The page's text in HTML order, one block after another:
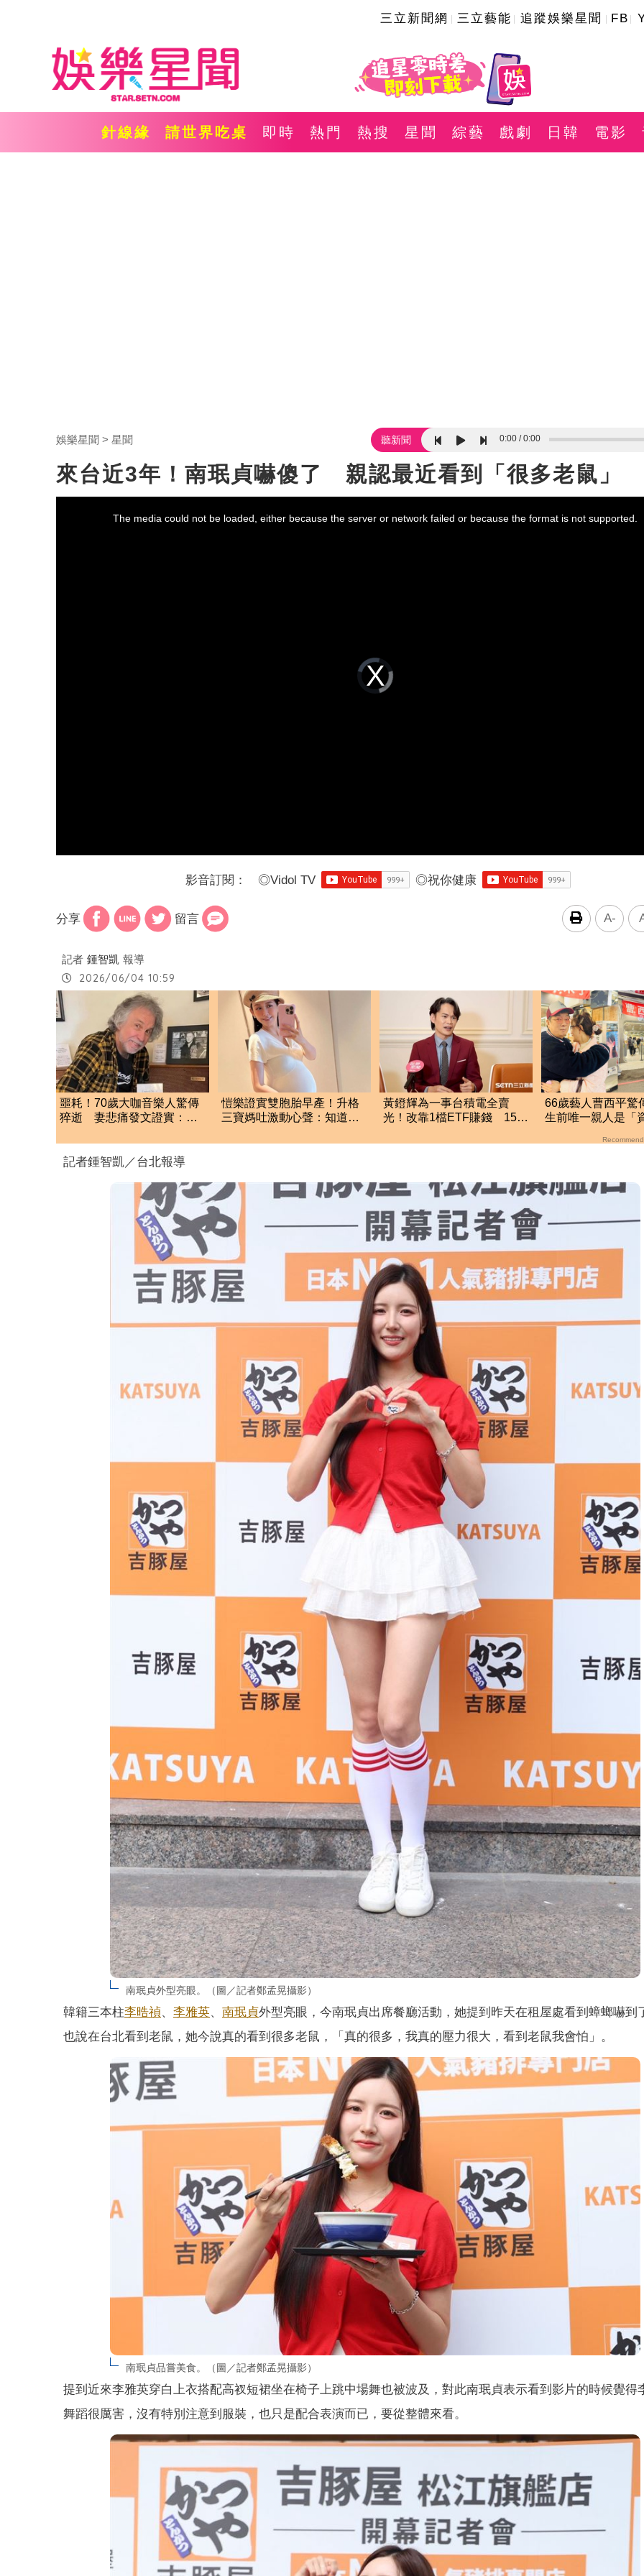
三立新聞網 三立藝能 追蹤娛樂星聞 FB
針線緣 請世界吃桌 即時 熱門 熱搜 星聞 綜藝 戲劇 日韓 電影
娛樂星聞 星聞 聽新聞 0:00 0:00
來台近3年！南珉貞嚇傻了 親認最近看到「很多老鼠」
Video
Player
loading.
The media could not be loaded, either because the server or network failed or because the format is not supported.
影音訂閱： ◎Vidol TV ◎祝你健康
分享 留言 A-
記者 鍾智凱 報導
2026/06/04 10:59
噩耗！70歲大咖音樂人驚傳
猝逝 妻悲痛發文證實：他
愷樂證實雙胞胎早產！升格
三寶媽吐激動心聲：知道你
黃鐙輝為一事台積電全賣
光！改靠1檔ETF賺錢 15年
66歲藝人曹西平驚
生前唯一親人是「
記者鍾智凱／台北報導
南珉貞外型亮眼。（圖／記者鄭孟晃攝影）
韓籍三本柱李晧禎、 李雅英、 南珉貞外型亮眼，今南珉貞出席餐廳活動，她提到昨天在租屋處看到蟑螂嚇到
也說在台北看到老鼠，她今說真的看到很多老鼠，「真的很多，我真的壓力很大，看到老鼠我會怕」。
南珉貞品嘗美食。（圖／記者鄭孟晃攝影）
提到近來李雅英穿白上衣搭配高衩短裙坐在椅子上跳中場舞也被波及，對此南珉貞表示看到影片的時候覺得
舞蹈很厲害，沒有特別注意到服裝，也只是配合表演而已，要從整體來看。